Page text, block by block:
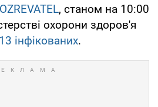
, станом на 10:00
охорони здоров'я
інфікованих.